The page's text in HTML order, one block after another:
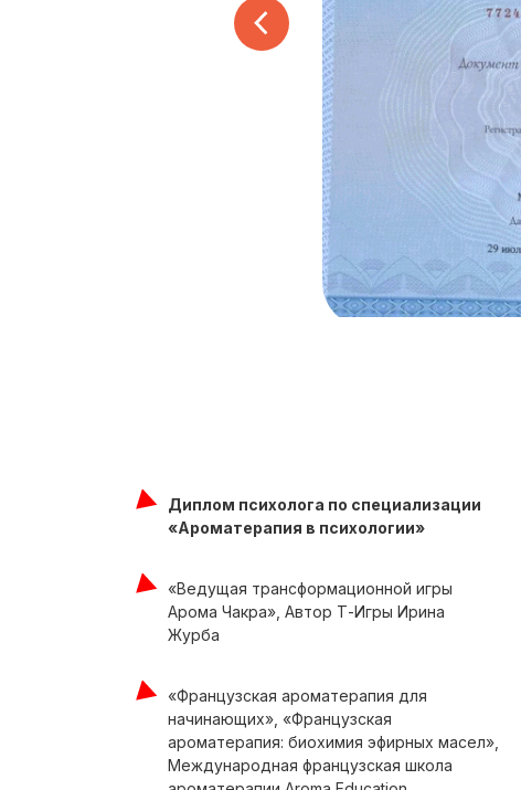
Диплом психолога по специализации
«Ароматерапия в психологии»
«Ведущая трансформационной игры
Арома Чакра», Автор Т-Игры Ирина
Журба
«Французская ароматерапия для
начинающих», «Французская
ароматерапия: биохимия эфирных масел»,
Международная французская школа